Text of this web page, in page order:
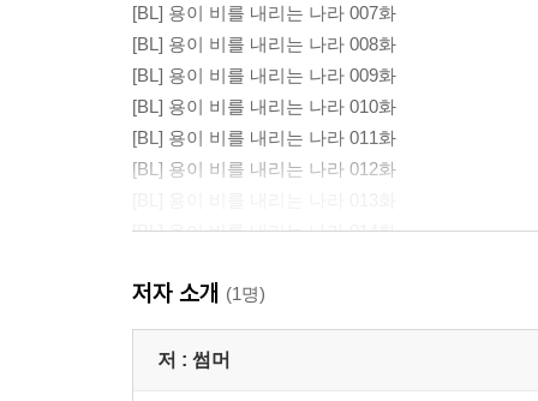
[BL] 용이 비를 내리는 나라 007화
[BL] 용이 비를 내리는 나라 008화
[BL] 용이 비를 내리는 나라 009화
[BL] 용이 비를 내리는 나라 010화
[BL] 용이 비를 내리는 나라 011화
[BL] 용이 비를 내리는 나라 012화
[BL] 용이 비를 내리는 나라 014화
[BL] 용이 비를 내리는 나라 016화
[BL] 용이 비를 내리는 나라 017화
[BL] 용이 비를 내리는 나라 018화
저자 소개 (1명)
저 : 썸머